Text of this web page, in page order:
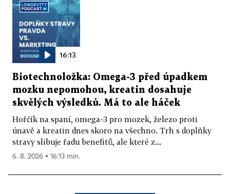
16:13
Biotechnoložka: Omega-3 před úpadkem
mozku nepomohou, kreatin dosahuje
skvělých výsledků. Má to ale háček
Hořčík na spaní, omega-3 pro mozek, železo proti
únavě a kreatin dnes skoro na všechno. Trh s doplňky
stravy slibuje řadu benefitů, ale které z...
6. 8. 2026 ▪ 16:13 min.